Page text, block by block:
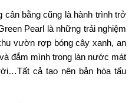
cân bằng cũng là hành trình trở
Pearl là những trải nghiệm
vườn rợp bóng cây xanh, an
đắm mình trong làn nước mát
cả tạo nên bản hòa tấu